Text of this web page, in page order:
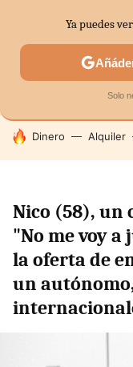
SECTORES
HOY SE HABLA DE
Dinero Alquiler
Nico (58), un
"No me voy a
la oferta de
un
Ya puedes
Solo